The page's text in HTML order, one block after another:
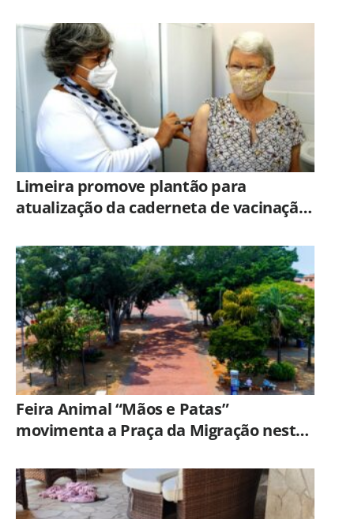
Limeira promove plantão para
atualização da caderneta de vacinação
Feira Animal “Mãos e Patas”
movimenta a Praça da Migração neste